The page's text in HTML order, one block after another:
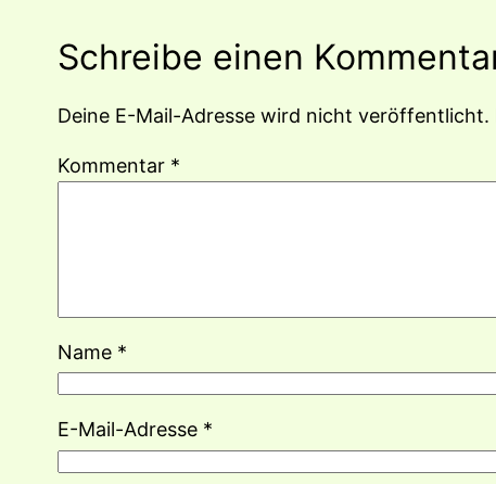
Schreibe einen
Deine E-Mail-Adresse wird nicht veröffentlicht.
Kommentar *
Name *
E-Mail-Adresse *